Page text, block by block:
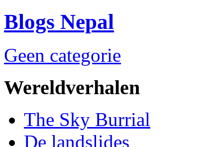
Blogs Nepal
Geen categorie
Wereldverhalen
The Sky Burrial
De landslides